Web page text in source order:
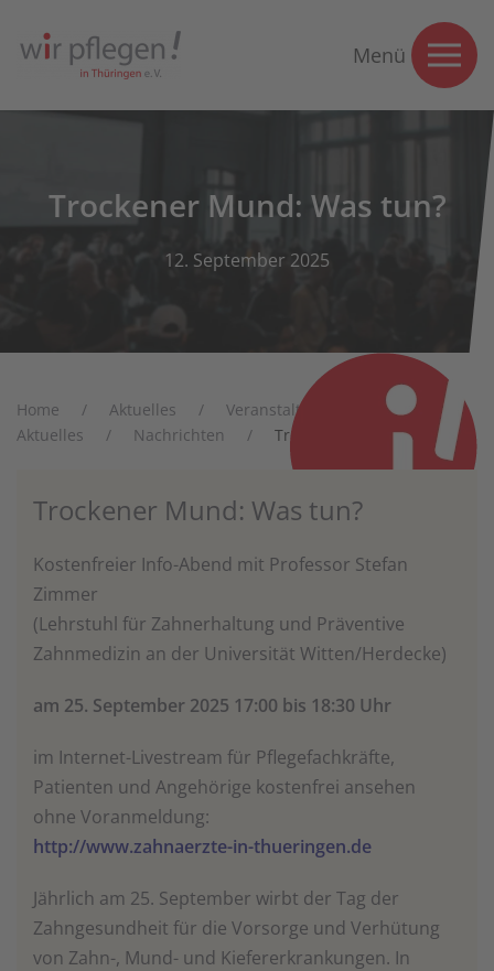
Menü
Trockener Mund: Was tun?
12. September 2025
Home Aktuelles
Veranstaltung anmelden
Aktuelles
Nachrichten Trockener Mund: Was tun?
Trockener Mund: Was tun?
Kostenfreier Info-Abend mit Professor Stefan
Zimmer
(Lehrstuhl für Zahnerhaltung und Präventive
Zahnmedizin an der Universität Witten/Herdecke)
am 25. September 2025 17:00 bis 18:30 Uhr
im Internet-Livestream für Pflegefachkräfte,
Patienten und Angehörige kostenfrei ansehen
ohne Voranmeldung:
http://www.zahnaerzte-in-thueringen.de
Jährlich am 25. September wirbt der Tag der
Zahngesundheit für die Vorsorge und Verhütung
von Zahn-, Mund- und Kiefererkrankungen. In